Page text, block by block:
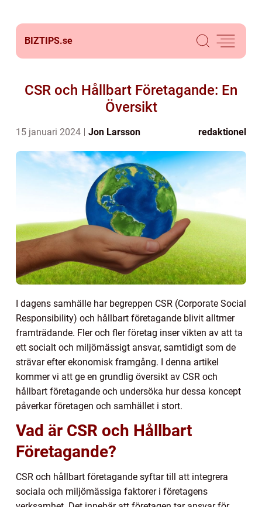
BIZTIPS.se
CSR och Hållbart Företagande: En
Översikt
15 januari 2024 Jon Larsson redaktionel
I dagens samhälle har begreppen CSR (Corporate Social
Responsibility) och hållbart företagande blivit alltmer
framträdande. Fler och fler företag inser vikten av att ta
ett socialt och miljömässigt ansvar, samtidigt som de
strävar efter ekonomisk framgång. I denna artikel
kommer vi att ge en grundlig översikt av CSR och
hållbart företagande och undersöka hur dessa koncept
påverkar företagen och samhället i stort.
Vad är CSR och Hållbart
Företagande?
CSR och hållbart företagande syftar till att integrera
sociala och miljömässiga faktorer i företagens